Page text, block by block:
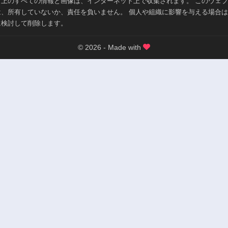
所有していないか、責任を負いません。 個人や組織に影響を与える場合
討して削除します。
© 2026 - Made with